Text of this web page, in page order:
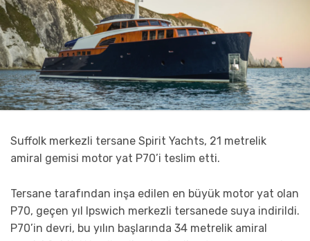
Suffolk merkezli tersane Spirit Yachts, 21 metrelik
amiral gemisi motor yat P70’i teslim etti.
Tersane tarafından inşa edilen en büyük motor yat olan
P70, geçen yıl Ipswich merkezli tersanede suya indirildi.
P70’in devri, bu yılın başlarında 34 metrelik amiral